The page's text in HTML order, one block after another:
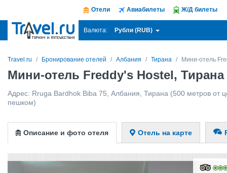
Отели Авиабилеты Ж/Д билеты
Валюта: Рубли (RUB)
Travel.ru Бронирование отелей Албания Тирана Мини-отель
Мини-отель Freddy's Hostel, Тирана
Адрес: Rruga Bardhok Biba 75 Албания Тирана (500 метров от
пешком)
Описание и фото отеля Отель на карте